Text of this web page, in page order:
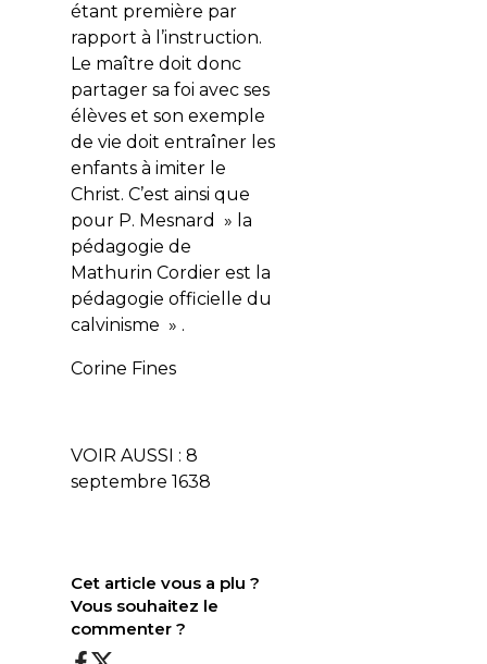
étant première par
rapport à l’instruction.
Le maître doit donc
partager sa foi avec ses
élèves et son exemple
de vie doit entraîner les
enfants à imiter le
Christ. C’est ainsi que
pour P. Mesnard » la
pédagogie de
Mathurin Cordier est la
pédagogie officielle du
calvinisme » .
Corine Fines
VOIR AUSSI : 8
septembre 1638
Cet article vous a plu ?
Vous souhaitez le
commenter ?